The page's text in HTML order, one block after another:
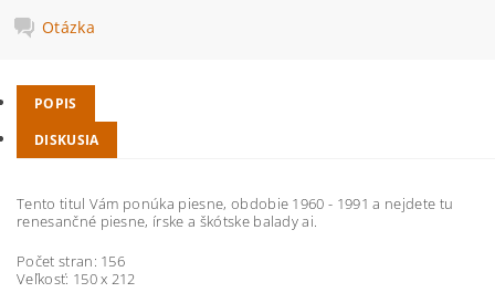
Otázka
POPIS
DISKUSIA
Tento titul Vám ponúka piesne, obdobie 1960 - 1991 a nejdete tu
renesančné piesne, írske a škótske balady ai.
Počet stran: 156
Veľkosť: 150 x 212